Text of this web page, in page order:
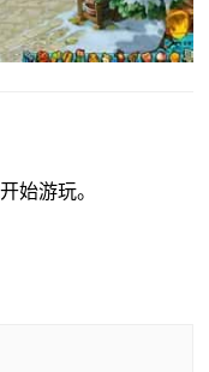
始游玩。